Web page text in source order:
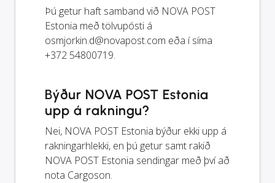
Þú getur haft samband við NOVA POST
Estonia með tölvupósti á
osmjorkin.d@novapost.com eða í síma
+372 54800719.
Býður NOVA POST Estonia
upp á rakningu?
Nei, NOVA POST Estonia býður ekki upp á
rakningarhlekki, en þú getur samt rakið
NOVA POST Estonia sendingar með því að
nota Cargoson.